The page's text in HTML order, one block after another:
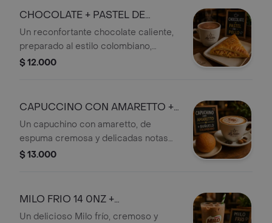
sabor. Acompañado de un café con
CHOCOLATE + PASTEL DE
POLLO
Un reconfortante chocolate caliente,
preparado al estilo colombiano,
acompañado de un pastel de pollo
relleno. La combinación perfecta para
llena de sabor y tradición.
$ 12.000
CAPUCCINO CON AMARETTO +
BUÑUELO
Un capuchino con amaretto, de
espuma cremosa y delicadas notas
de almendra, acompañado de un
para disfrutar un momento cálido,
$ 13.000
MILO FRIO 14 0NZ +
ALMOJABANA
Un delicioso Milo frío, cremoso y